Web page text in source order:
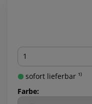
Menge
sofort lieferbar ¹⁾
Farbe: